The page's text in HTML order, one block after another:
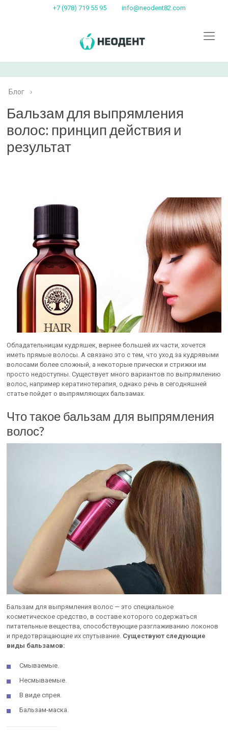
+7 (978) 719 55 95 info@neodent82.com
Блог ›
Бальзам для выпрямления
волос: принцип действия и
результат
Обладательницам кудряшек, вернее большей их части, хочется
иметь прямые волосы. А связано это с тем, что уход за кудрявыми
волосами более сложный, а некоторые прически и стрижки им
просто недоступны. Существует много вариантов по выпрямлению
волос, например кератинотерапия, однако речь в сегодняшней
статье пойдет о выпрямляющих бальзамах.
Что такое бальзам для выпрямления
волос?
Бальзам для выпрямления волос — это специальное
косметическое средство, в составе которого содержаться
питательные вещества, способствующие разглаживанию локонов
и предотвращающие их спутывание. Существуют следующие
виды бальзамов:
Смываемые.
Несмываемые.
В виде спрея.
Бальзам-маска.